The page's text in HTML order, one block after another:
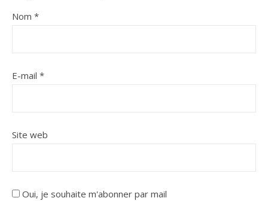
Nom *
E-mail *
Site web
Oui, je souhaite m'abonner par mail